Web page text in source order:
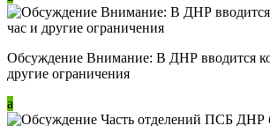
Обсуждение Внимание: В ДНР вводится
другие ограничения
a